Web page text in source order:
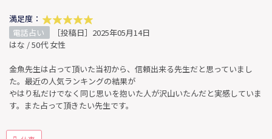
満足度：
電話占い
［投稿日］2025年05月14日
はな / 50代 女性
金魚先生は占って頂いた当初から、信頼出来る先生だと思っていまし
た。最近の人気ランキングの結果が
やはり私だけでなく同じ思いを抱いた人が沢山いたんだと実感していま
す。また占って頂きたい先生です。